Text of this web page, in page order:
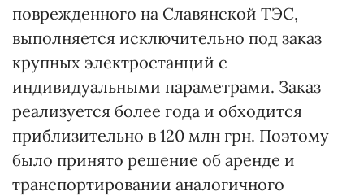
поврежденного на Славянской ТЭС,
выполняется исключительно под заказ
крупных электростанций с
индивидуальными параметрами. Заказ
реализуется более года и обходится
приблизительно в 120 млн грн. Поэтому
было принято решение об аренде и
транспортировании аналогичного